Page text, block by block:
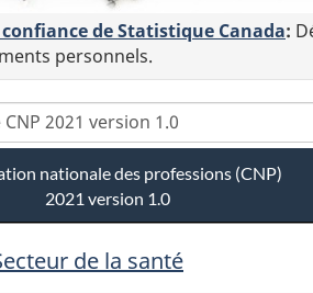
de Statistique Canada:
personnels.
nationale des professions (CNP)
2021 version 1.0
de la santé